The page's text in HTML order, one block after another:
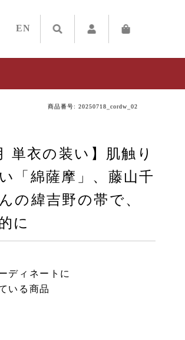
EN
商品番号: 20250718_cordw_02
単衣の装い】肌触り
「綿薩摩」、藤山千
の緯吉野の帯で、
に
ディネートに
いる商品